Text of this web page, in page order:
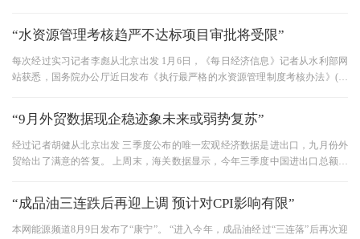
“水资源管理考核趋严不达标项目审批将受限”
每次经过实习记者李彪从北京出发 1月6日，《每日经济信息》记者从水利部网
站获悉，国务院办公厅近日发布《执行最严格的水资源管理制度考核办法》(以
“9月外贸数据现企稳迹象未来或弱势复苏”
经过记者胡健从北京出发 三季度公布的唯一宏观经济数据是进出口，九月份外
贸给出了满意的答复。 上周末，海关数据显示，今年三季度中国进出口总额为
“成品油三连跌后再迎上调 预计对CPI影响有限”
本网能源频道8月9日发布了“康宁”。 “进入今年，成品油经过“三连落”后再次迎